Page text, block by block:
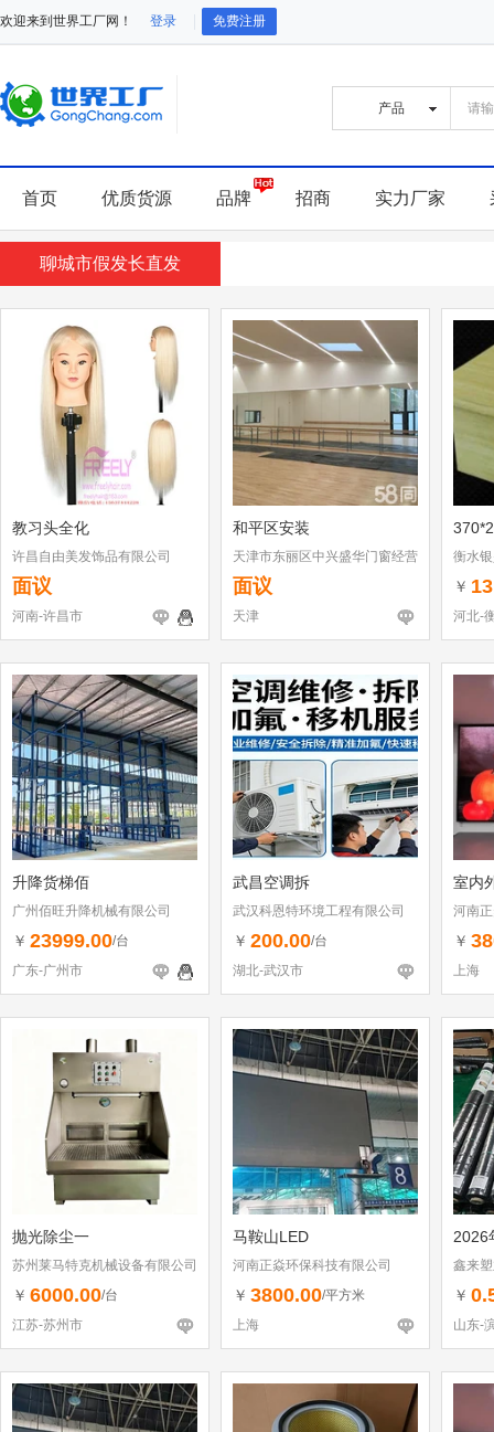
欢迎来到世界工厂网！ 登录 免费注册
首页 优质货源 品牌 招商 实力厂家
聊城市假发长直发
教习头全化
许昌自由美发饰品有限公司
面议
河南-许昌市
和平区安装
天津市东丽区中兴盛华门窗经营
部
面议
天津
衡水
￥
河北-
升降货梯佰
广州佰旺升降机械有限公司
￥ 23999.00/台
广东-广州市
武昌空调拆
武汉科恩特环境工程有限公司
￥ 200.00/台
湖北-武汉市
室内
河南
￥
上海
抛光除尘一
苏州莱马特克机械设备有限公司
￥ 6000.00/台
江苏-苏州市
马鞍山LED
河南正焱环保科技有限公司
￥ 3800.00/平方米
上海
2026
鑫来
￥
山东-